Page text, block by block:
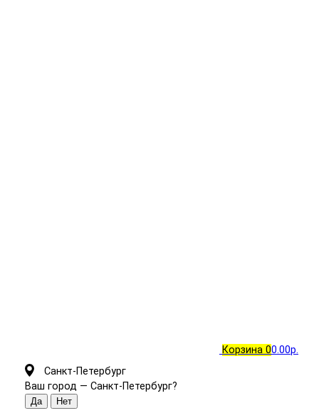
Корзина 00.00р.
Санкт-Петербург
Ваш город — Санкт-Петербург?